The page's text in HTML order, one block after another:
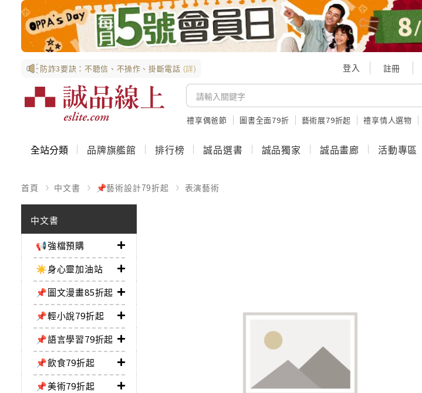
防詐3要訣：不聽信、不操作、掛斷電話 (詳) 登入 註冊
禮享偶爸節 圖書全面79折 藝術展79折起 禮享情人選物
全站分類 品牌旗艦館 排行榜 誠品選書 誠品獨家 誠品畫廊 活動專區
首頁 中文書 📌藝術設計79折起 表演藝術
中文書
📢強檔預購
☀️身心靈加油站
📌圖文漫畫85折起
📌輕小說79折起
📌語言學習79折起
📌飲食79折起
📌美術79折起